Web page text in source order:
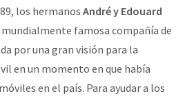
los hermanos André y Edouard
famosa compañía de
por una gran visión para la
en un momento en que había
en el país. Para ayudar a los